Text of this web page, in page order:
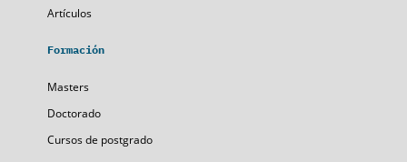
Artículos
Formación
Masters
Doctorado
Cursos de postgrado